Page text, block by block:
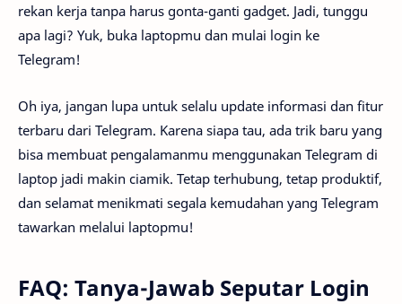
rekan kerja tanpa harus gonta-ganti gadget. Jadi, tunggu
apa lagi? Yuk, buka laptopmu dan mulai login ke
Telegram!
Oh iya, jangan lupa untuk selalu update informasi dan fitur
terbaru dari Telegram. Karena siapa tau, ada trik baru yang
bisa membuat pengalamanmu menggunakan Telegram di
laptop jadi makin ciamik. Tetap terhubung, tetap produktif,
dan selamat menikmati segala kemudahan yang Telegram
tawarkan melalui laptopmu!
FAQ: Tanya-Jawab Seputar Login